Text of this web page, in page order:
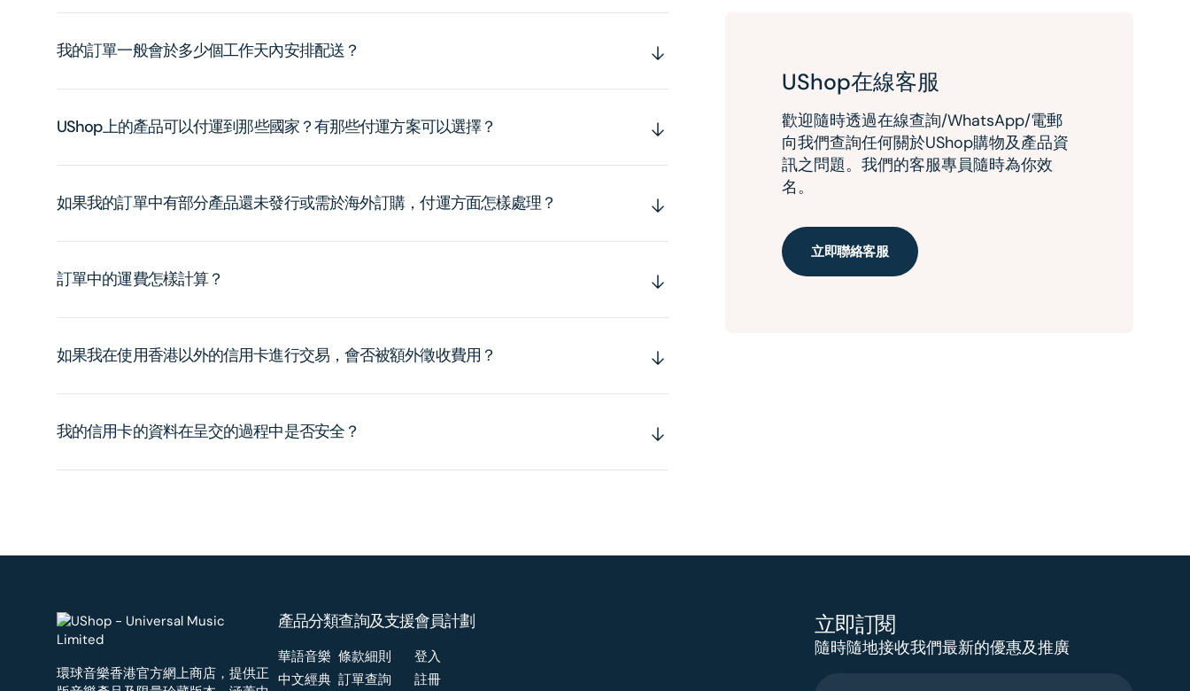
我的訂單一般會於多少個工作天內安排配送？
UShop上的產品可以付運到那些國家？有那些付運方案可以選擇？
如果我的訂單中有部分產品還未發行或需於海外訂購，付運方面怎樣處理？
訂單中的運費怎樣計算？
如果我在使用香港以外的信用卡進行交易，會否被額外徵收費用？
我的信用卡的資料在呈交的過程中是否安全？
UShop在線客服
歡迎隨時透過在線查詢/WhatsApp/電郵
向我們查詢任何關於UShop購物及產品資
訊之問題。我們的客服專員隨時為你效
名。
立即聯絡客服
環球音樂香港官方網上商店，提供正
產品分類
華語音樂
中文經典
查詢及支援
條款細則
訂單查詢
會員計劃
登入
註冊
立即訂閱
隨時隨地接收我們最新的優惠及推廣